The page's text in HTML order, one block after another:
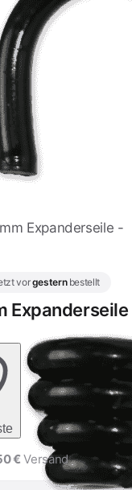
Expanderseile -
vorgesternbestellt
Expanderseile
€ Versand